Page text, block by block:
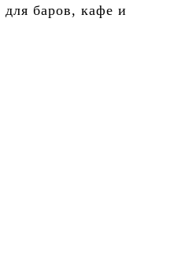
баров, кафе и